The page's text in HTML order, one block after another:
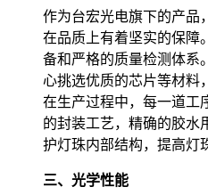
作为台宏光电旗下的产品
在品质上有着坚实的保障
备和严格的质量检测体系
心挑选优质的芯片等材料
在生产过程中，每一道工
的封装工艺，精确的胶水
护灯珠内部结构，提高灯
三、光学性能